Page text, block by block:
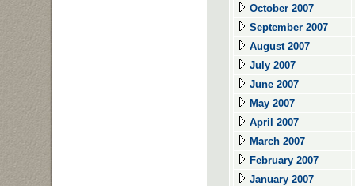
October 2007
September 2007
August 2007
July 2007
June 2007
May 2007
April 2007
March 2007
February 2007
January 2007